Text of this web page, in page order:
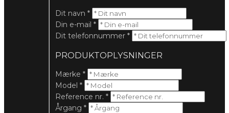
Dit navn *
Din e-mail *
Dit telefonnummer *
PRODUKTOPLYSNINGER
Mærke *
Model *
Reference nr. *
Årgang *